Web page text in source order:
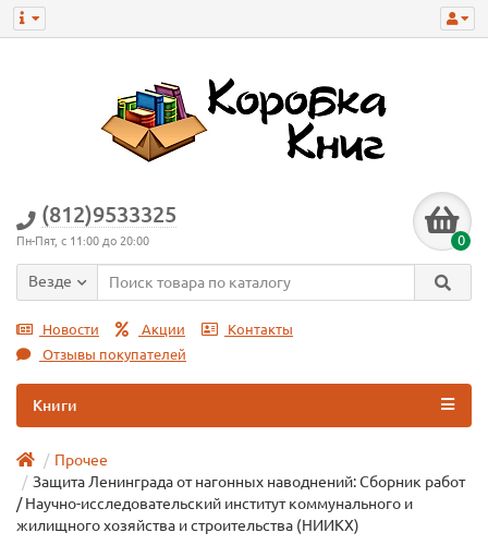
(812)9533325
Пн-Пят, с 11:00 до 20:00 0
Везде
Новости Акции
Контакты
Отзывы покупателей
Книги
Прочее
Защита Ленинграда от нагонных наводнений: Сборник работ
/ Научно-исследовательский институт коммунального и
жилищного хозяйства и строительства (НИИКХ)